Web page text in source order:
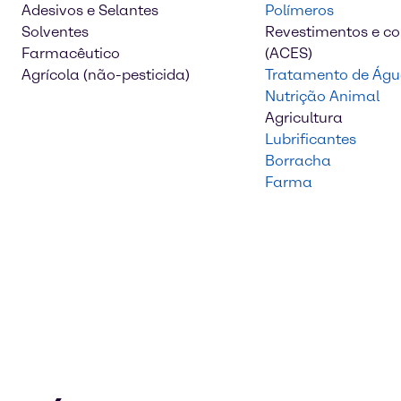
Adesivos e Selantes
Solventes
Farmacêutico
Agrícola (não-pesticida)
Polímeros
Revestimentos e
(ACES)
Tratamento de
Nutrição Animal
Agricultura
Lubrificantes
Borracha
Farma